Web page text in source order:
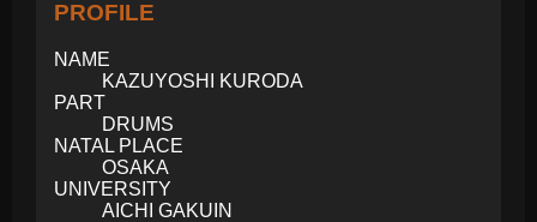
PROFILE
NAME
KAZUYOSHI KURODA
PART
DRUMS
NATAL PLACE
OSAKA
UNIVERSITY
AICHI GAKUIN